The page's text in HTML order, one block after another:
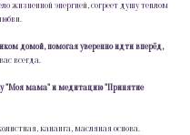
жизненной энергией, согреет душу теплом
домой, помогая уверенно идти вперёд,
всегда.
"Моя мама" и медитацию "Принятие
кананга, масляная основа.